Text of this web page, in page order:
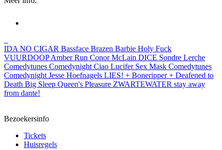
IDA NO CIGAR Bassface Brazen Barbie Holy Fuck
VUURDOOP Amber Run Conor McLain DICE Sondre Lerche
Comedytunes Comedynight Ciao Lucifer Sex Mask Comedytunes
Comedynight Jesse Hoefnagels LIES! + Boneripper + Deafened to
Death Big Sleep Queen's Pleasure ZWARTEWATER stay away
from dante!
Bezoekersinfo
Tickets
Huisregels